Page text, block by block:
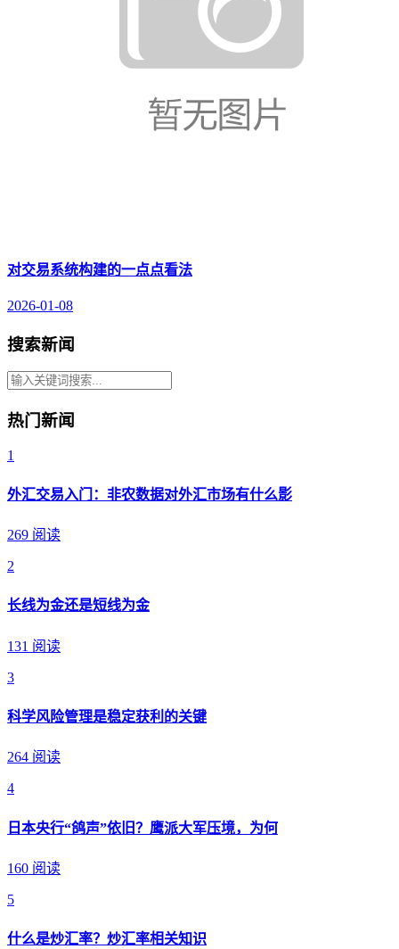
对交易系统构建的一点点看法
2026-01-08
搜索新闻
热门新闻
1
外汇交易入门：非农数据对外汇市场有什么影
269 阅读
2
长线为金还是短线为金
131 阅读
3
科学风险管理是稳定获利的关键
264 阅读
4
日本央行“鸽声”依旧？鹰派大军压境，为何
160 阅读
5
什么是炒汇率？炒汇率相关知识